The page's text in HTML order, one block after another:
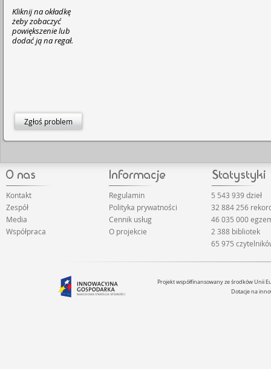
Kliknij na okładkę
żeby zobaczyć
powiększenie lub
dodać ją na regał.
Zgłoś problem
Kontakt
Zespół
Media
Współpraca
Regulamin
Polityka prywatności
Cennik usług
O projekcie
5 543 939 dzieł
32 884 256
46 035 000
2 388 bibliotek
65 975
Projekt współfinansowany ze środków Unii
Dotacje na